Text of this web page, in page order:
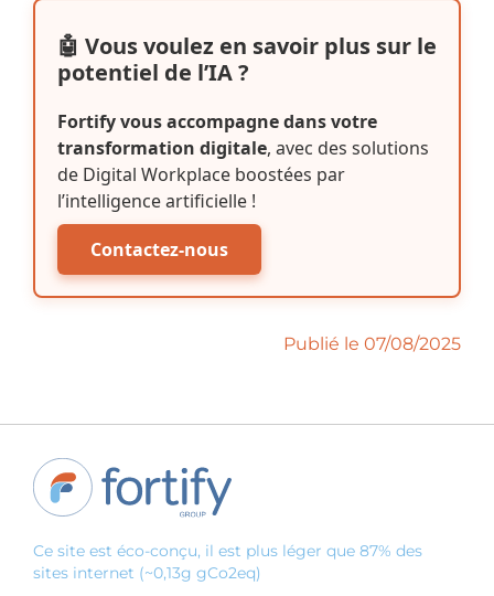
🤖 Vous voulez en savoir plus sur le
potentiel de l’IA ?
Fortify vous accompagne dans votre
transformation digitale, avec des solutions
de Digital Workplace boostées par
l’intelligence artificielle !
Contactez-nous
Publié le 07/08/2025
Ce site est éco-conçu, il est plus léger que 87% des
sites internet (~0,13g gCo2eq)